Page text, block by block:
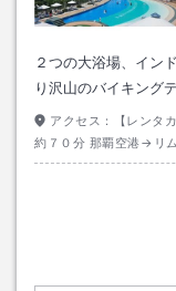
２つの大浴場、イン
り沢山のバイキング
アクセス：
【レンタ
約７０分 那覇空港→リ
車→徒歩約０分 【沖縄